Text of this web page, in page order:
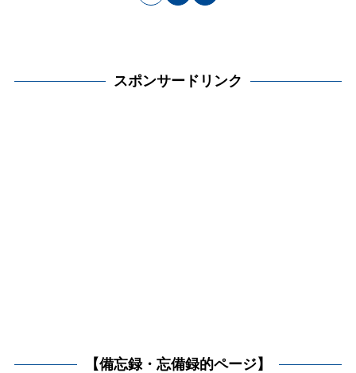
スポンサードリンク
【備忘録・忘備録的ページ】